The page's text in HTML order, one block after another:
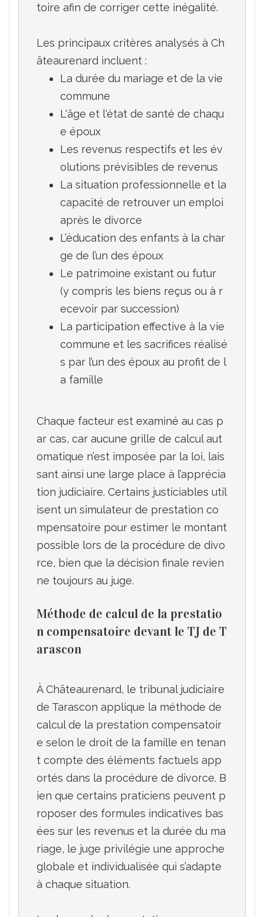
toire afin de corriger cette inégalité.
Les principaux critères analysés à Ch
La durée du mariage et de la vie
commune
L'âge et l'état de santé de chaqu
e époux
Les revenus respectifs et les év
olutions prévisibles de revenus
La situation professionnelle et la
capacité de retrouver un emploi
après le divorce
L’éducation des enfants à la char
ge de l’un des époux
Le patrimoine existant ou futur
(y compris les biens reçus ou à r
ecevoir par succession)
La participation effective à la vie
commune et les sacrifices réalisé
s par l’un des époux au profit de l
a famille
Chaque facteur est examiné au cas p
ar cas, car aucune grille de calcul aut
omatique n’est imposée par la loi, lais
sant ainsi une large place à l’apprécia
tion judiciaire. Certains justiciables util
isent un simulateur de prestation co
mpensatoire pour estimer le montant
possible lors de la procédure de divo
rce, bien que la décision finale revien
Méthode de calcul de la prestatio
n compensatoire devant le TJ de T
arascon
À Châteaurenard, le tribunal judiciaire
de Tarascon applique la méthode de
calcul de la prestation compensatoir
e selon le droit de la famille en tenan
t compte des éléments factuels app
ortés dans la procédure de divorce. B
ien que certains praticiens peuvent p
roposer des formules indicatives bas
ées sur les revenus et la durée du ma
riage, le juge privilégie une approche
globale et individualisée qui s’adapte
à chaque situation.